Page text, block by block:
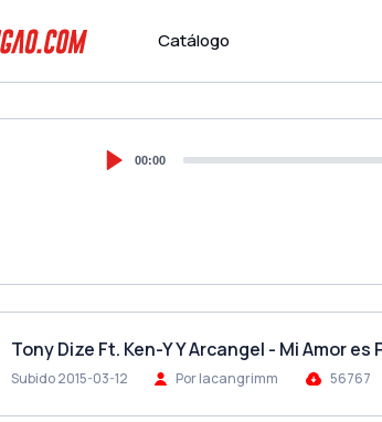
Catálogo
00:00
Tony Dize Ft. Ken-Y Y Arcangel - Mi Amor es
Subido 2015-03-12 Por lacangrimm 56767